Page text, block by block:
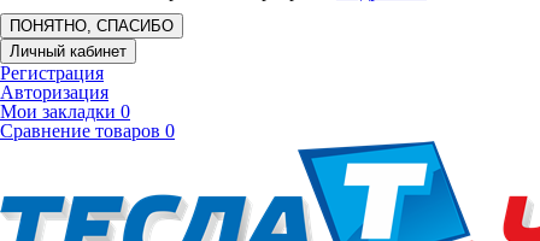
ПОНЯТНО, СПАСИБО
Личный кабинет
Регистрация
Авторизация
Мои закладки 0
Сравнение товаров 0